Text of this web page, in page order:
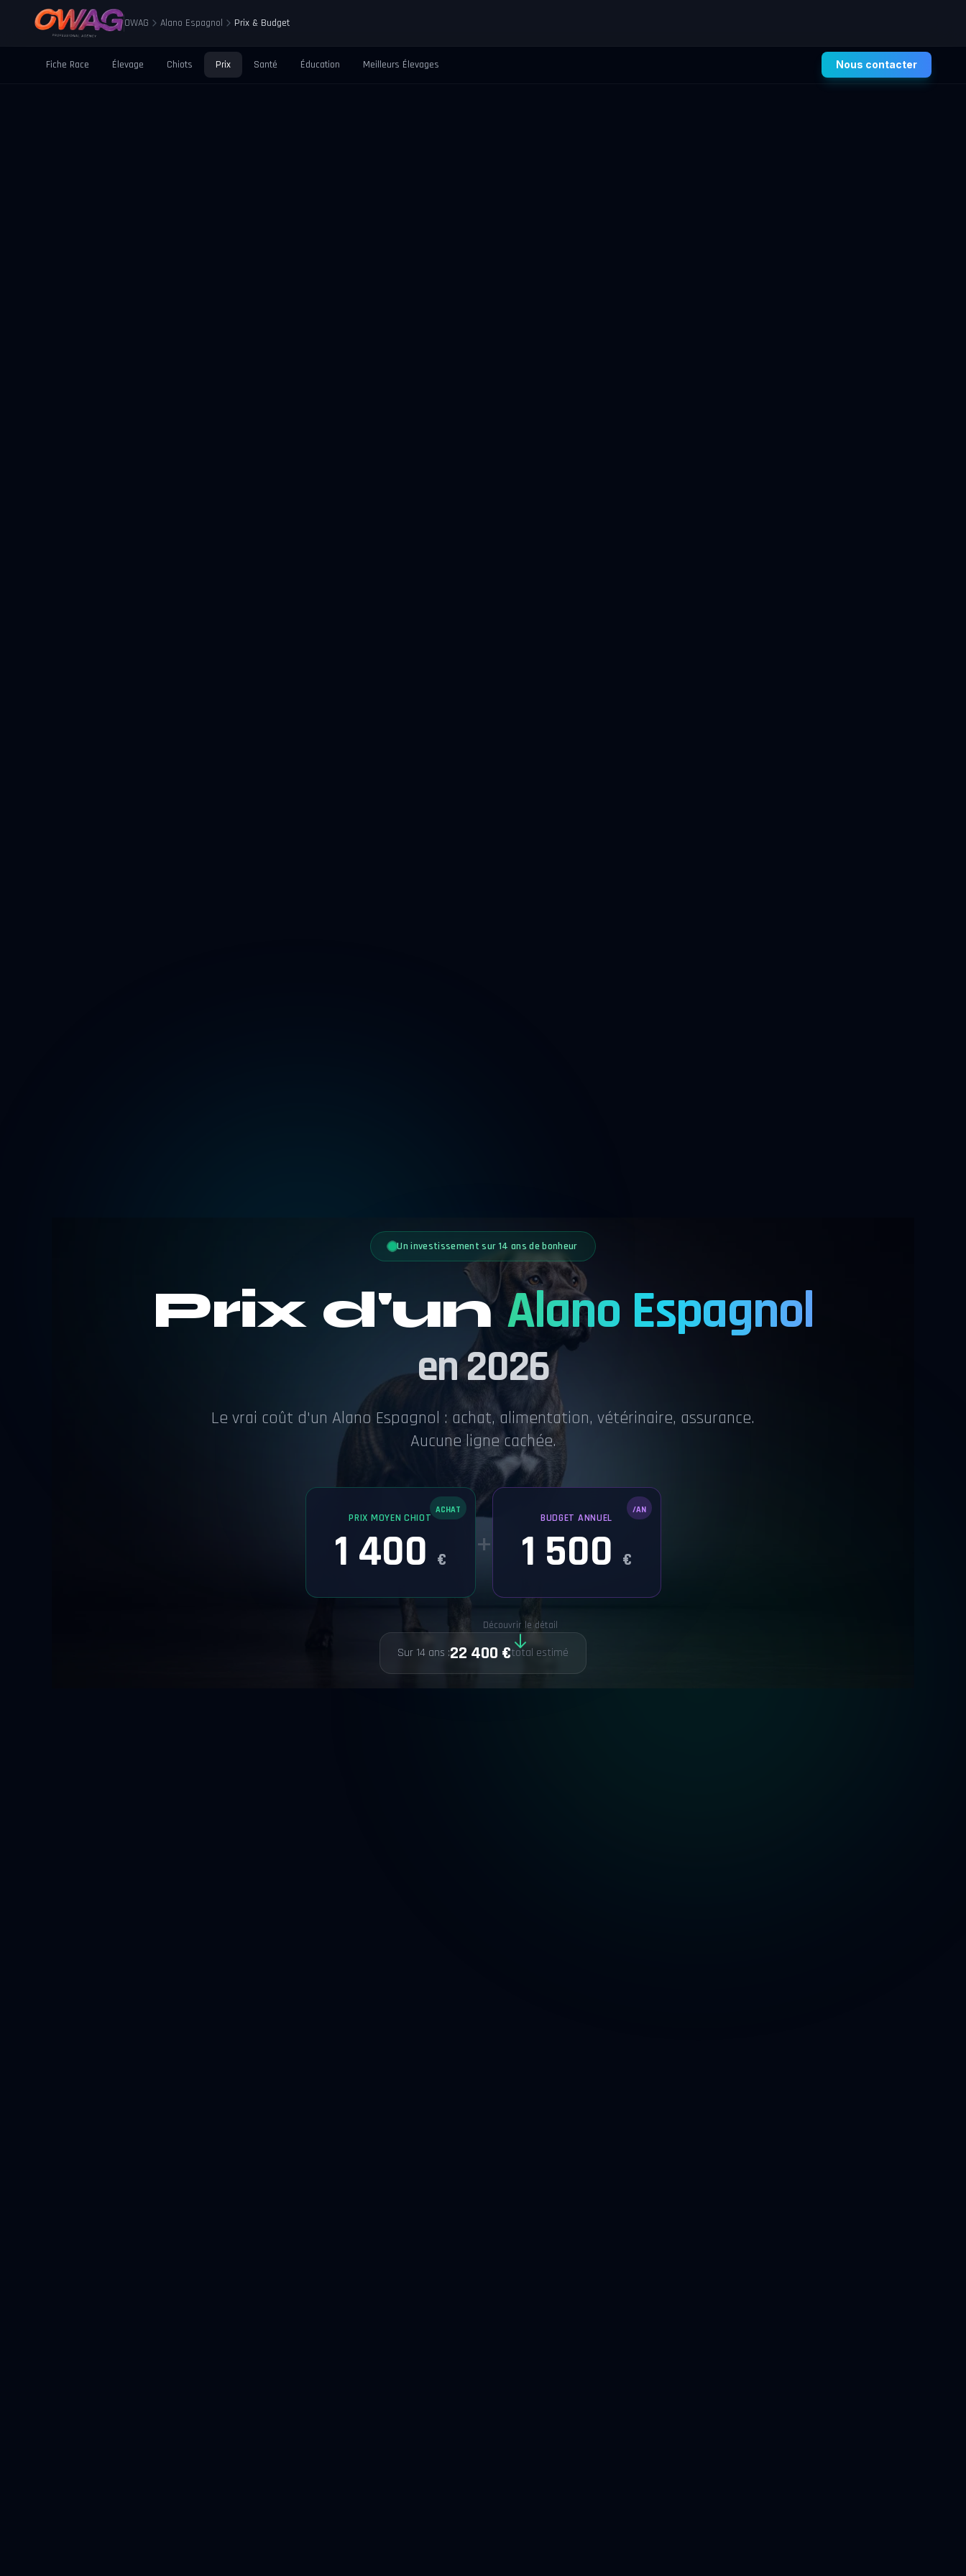
OWAG Alano Espagnol Prix & Budget
Fiche Race Élevage Chiots Prix Santé Éducation Meilleurs Élevages Nous contacter
Un investissement sur 14 ans de bonheur
Prix d'unAlano Espagnol
en 2026
Le vrai coût d'un Alano Espagnol : achat, alimentation, vétérinaire, assurance.
Aucune ligne cachée.
ACHAT
PRIX MOYEN CHIOT
1 400 €
+
/AN
BUDGET ANNUEL
1 500 €
Sur 14 ans :22 400 €total estimé
Découvrir le détail